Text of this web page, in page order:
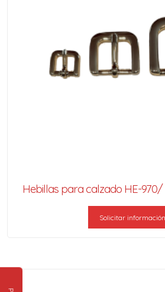
Hebillas para calzado HE-970/
Solicitar información